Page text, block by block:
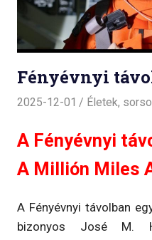
Fényévnyi
2025-12-01 Életek,
A Fényévnyi
A Millión Miles
A Fényévnyi távolban
bizonyos José M.